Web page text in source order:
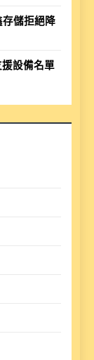
儲拒絕降
設備名單